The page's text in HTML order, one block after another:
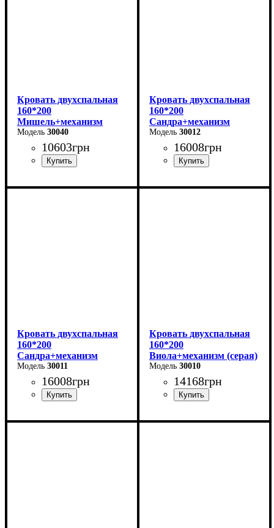
Кровать двухспальная
160*200
Мишель+механизм
(серая)30040
10603грн
Ширина: 166 см
Кровать двухспальная
160*200
Сандра+механизм
(серая)30012
16008грн
Ширина: 170 см
Кровать двухспальная
160*200
Сандра+механизм
(бежевая)
30011
16008грн
Ширина: 170 см
Кровать двухспальная
160*200
Виола+механизм (серая)
30010
14168грн
Ширина: 170 см